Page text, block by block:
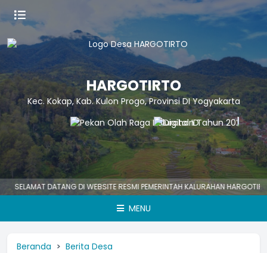
HARGOTIRTO
Kec. Kokap, Kab. Kulon Progo, Provinsi DI Yogyakarta
DATANG DI WEBSITE RESMI PEMERINTAH KALURAHAN HARGOTIRTO
MENU
Beranda Berita Desa